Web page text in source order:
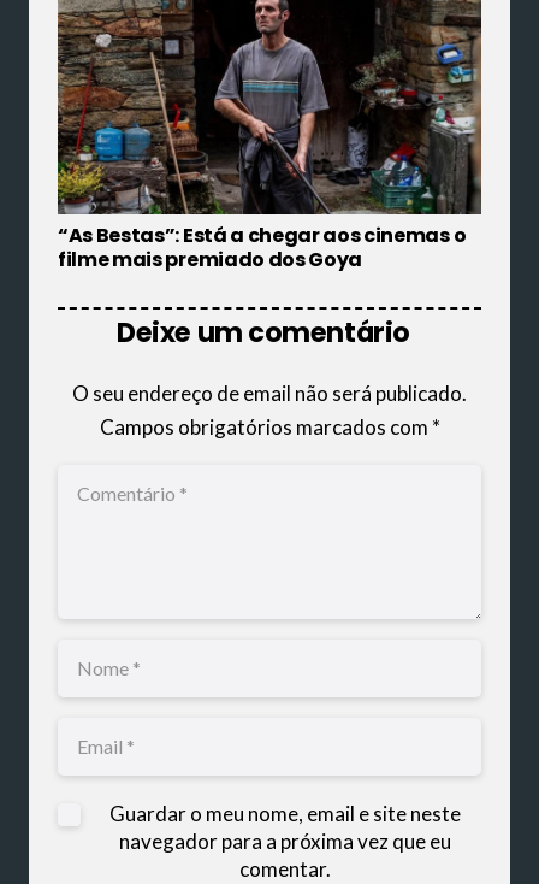
“As Bestas”: Está a chegar aos cinemas o
filme mais premiado dos Goya
Deixe um comentário
O seu endereço de email não será publicado.
Campos obrigatórios marcados com *
Guardar o meu nome, email e site neste
navegador para a próxima vez que eu
comentar.